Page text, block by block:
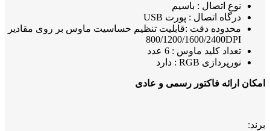
نوع اتصال : باسیم
درگاه اتصال : پورت USB
محدوده دقت :قابلیت تنظیم حساسیت ماوس بر روی مقادیر
800/1200/1600/2400DPI
تعداد کلید ماوس : 6 عدد
نورپردازی RGB : دارد
امکان ارائه فاکتور رسمی و عادی
برند: